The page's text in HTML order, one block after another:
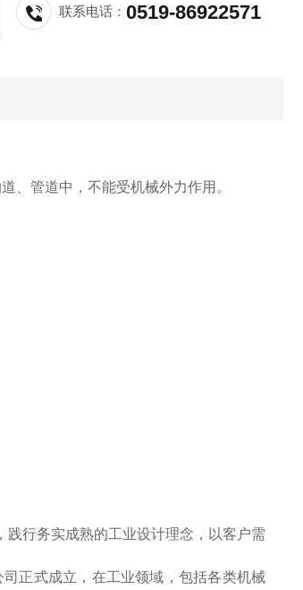
联系电话：0519-86922571
、管道中，不能受机械外力作用。
行务实成熟的工业设计理念，以客户需
正式成立，在工业领域，包括各类机械